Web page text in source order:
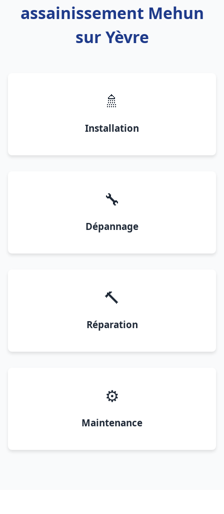
assainissement Mehun
sur Yèvre
🚿
Installation
🔧
Dépannage
🔨
Réparation
⚙️
Maintenance